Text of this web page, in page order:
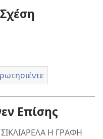
Επίσης
Η ΓΡΑΦΗ